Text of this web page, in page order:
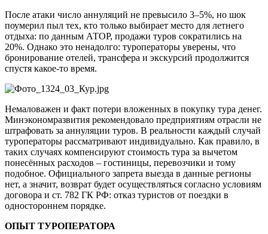
После атаки число аннуляций не превысило 3–5%, но шок
поумерил пыл тех, кто только выбирает место для летнего
отдыха: по данным АТОР, продажи туров сократились на
20%. Однако это ненадолго: туроператоры уверены, что
бронирование отелей, трансфера и экскурсий продолжится
спустя какое-то время.
Немаловажен и факт потери вложенных в покупку тура денег.
Минэкономразвития рекомендовало предприятиям отрасли не
штрафовать за аннуляции туров. В реальности каждый случай
туроператоры рассматривают индивидуально. Как правило, в
таких случаях компенсируют стоимость тура за вычетом
понесённых расходов – гостиницы, перевозчики и тому
подобное. Официального запрета выезда в данные регионы
нет, а значит, возврат будет осуществляться согласно условиям
договора и ст. 782 ГК РФ: отказ туристов от поездки в
одностороннем порядке.
ОПЫТ ТУРОПЕРАТОРА